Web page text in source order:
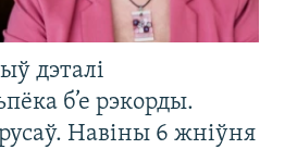
дэталі
б’е рэкорды.
Навіны 6 жніўня